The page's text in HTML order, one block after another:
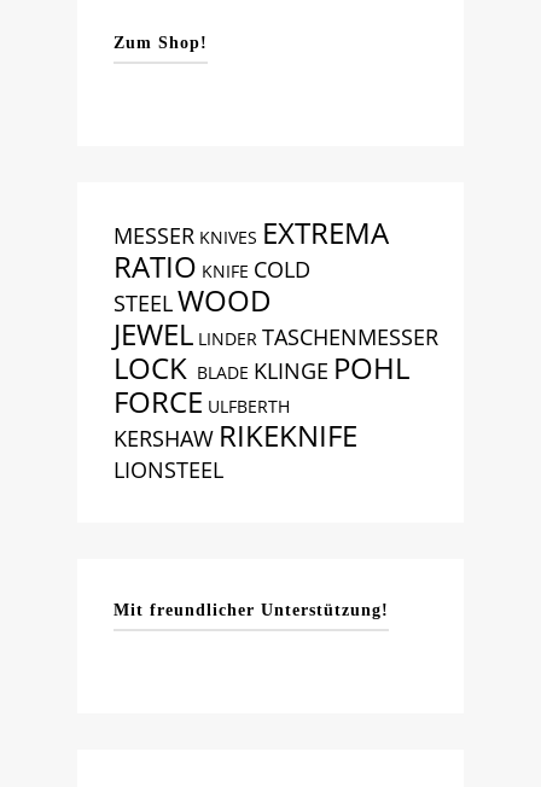
Zum Shop!
MESSER KNIVES EXTREMA
RATIO KNIFE COLD
STEELWOOD
JEWEL LINDER TASCHENMESSER
LOCK BLADE KLINGE POHL
FORCE ULFBERTH
KERSHAW RIKEKNIFE
LIONSTEEL
Mit freundlicher Unterstützung!